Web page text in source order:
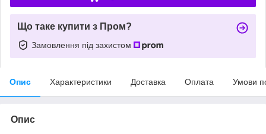
Що таке купити з Пром?
Замовлення під захистом
Опис Характеристики Доставка Оплата Умови
Опис